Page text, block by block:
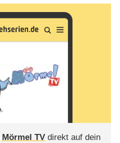
Mörmel TVdirekt auf dein